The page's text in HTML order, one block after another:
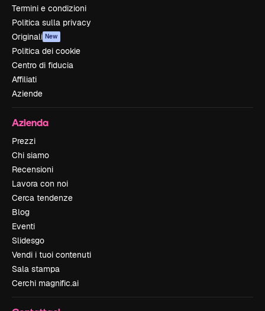
Termini e condizioni
Politica sulla privacy
Originali New
Politica dei cookie
Centro di fiducia
Affiliati
Aziende
Azienda
Prezzi
Chi siamo
Recensioni
Lavora con noi
Cerca tendenze
Blog
Eventi
Slidesgo
Vendi i tuoi contenuti
Sala stampa
Cerchi magnific.ai